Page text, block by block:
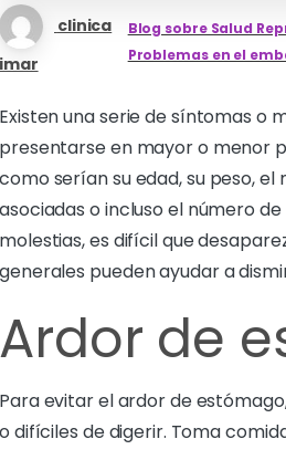
clinica
imar
Blog sobre Salud
Problemas en el
Existen una serie de síntomas o
presentarse en mayor o menor
como serían su edad, su peso,
asociadas o incluso el número
molestias, es difícil que
generales pueden ayudar a
Ardor de
Para evitar el ardor de
o difíciles de digerir. Toma